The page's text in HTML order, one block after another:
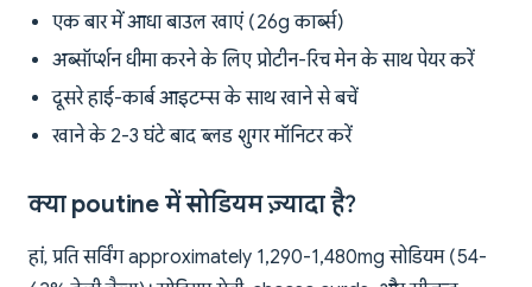
एक बार में आधा बाउल खाएं (26g कार्ब्स)
अब्सॉर्प्शन धीमा करने के लिए प्रोटीन-रिच मेन के साथ पेयर करें
दूसरे हाई-कार्ब आइटम्स के साथ खाने से बचें
खाने के 2-3 घंटे बाद ब्लड शुगर मॉनिटर करें
क्या poutine में सोडियम ज़्यादा है?
हां, प्रति सर्विंग approximately 1,290-1,480mg सोडियम (54-